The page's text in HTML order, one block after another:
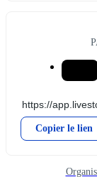
Copier le lien